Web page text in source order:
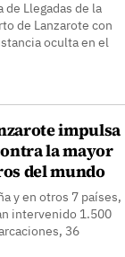
de Llegadas de la
de Lanzarote con
oculta en el
impulsa
la mayor
del mundo
y en otros 7 países,
intervenido 1.500
36